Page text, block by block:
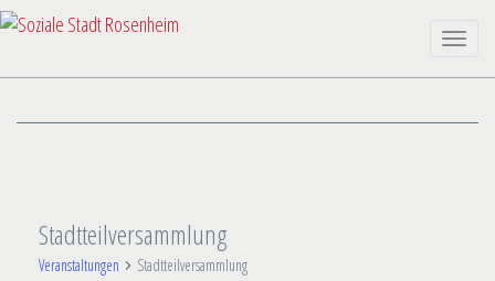
Toggle
Stadtteilversammlung
Veranstaltungen Stadtteilversammlung